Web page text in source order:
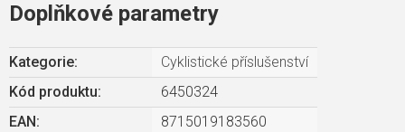
Doplňkové parametry
Kategorie:
Cyklistické příslušenství
Kód produktu:
6450324
EAN :
8715019183560